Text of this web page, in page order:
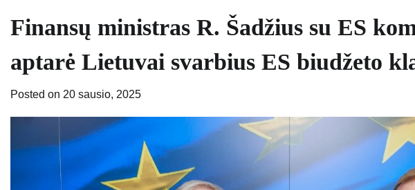
Finansų ministras R. Šadžius su ES
aptarė Lietuvai svarbius ES biudžeto
Posted on 20 sausio, 2025